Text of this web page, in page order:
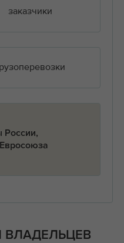
заказчики
России,
ВЛАДЕЛЬЦЕВ